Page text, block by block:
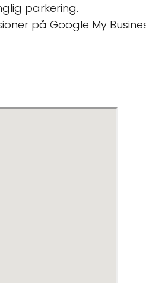
parkering.
på Google My